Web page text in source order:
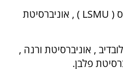
(
LSMU ) , אוניברסיטת
, אוניברסיטת ורנה ,
פלבן.